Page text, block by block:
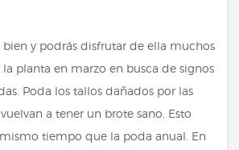
y podrás disfrutar de ella muchos
la planta en marzo en busca de signos
Poda los tallos dañados por las
a tener un brote sano. Esto
tiempo que la poda anual. En